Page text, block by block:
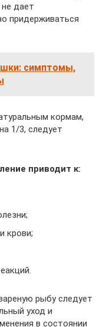
дает
придерживаться
симптомы,
кормам,
1/3, следует
приводит к:
крови;
рыбу следует
уход и
в состоянии